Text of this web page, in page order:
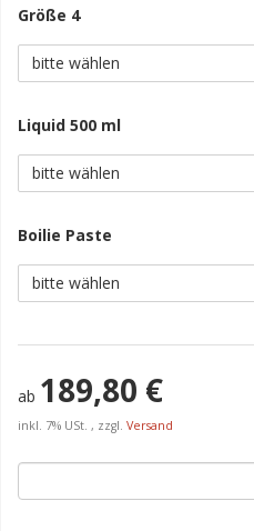
Größe 4
bitte wählen
Liquid 500 ml
bitte wählen
Boilie Paste
bitte wählen
ab 189,80 €
inkl. 7% USt. , zzgl. Versand